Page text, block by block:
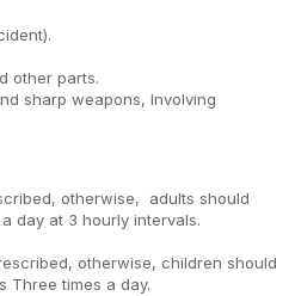
other parts.
sharp weapons, Involving
otherwise, adults should
day at 3 hourly intervals.
otherwise, children should
Three times a day.